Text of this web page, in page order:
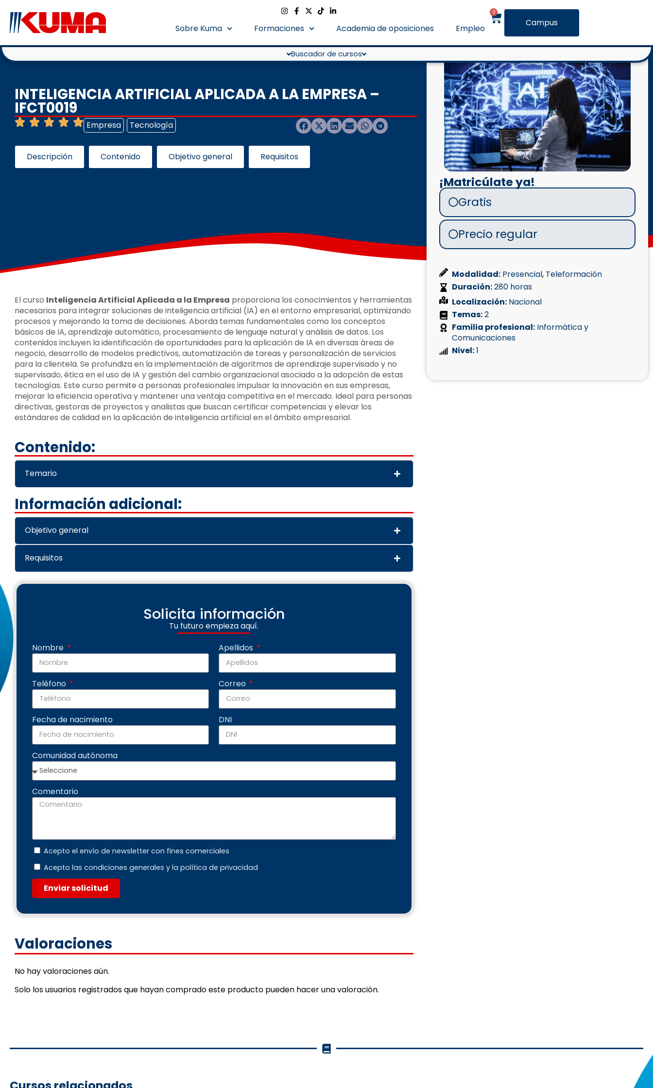
Sobre Kuma Formaciones Academia de oposiciones Empleo
0
Campus
Buscador de cursos
INTELIGENCIA ARTIFICIAL APLICADA A LA EMPRESA –
IFCT0019
Empresa Tecnología
Descripción Contenido Objetivo general Requisitos
¡Matricúlate ya!
Gratis
Precio regular
Modalidad: Presencial, Teleformación
Duración:280 horas
Localización: Nacional
Temas:2
Familia profesional:Informática y
Comunicaciones
Nivel:1
El curso Inteligencia Artificial Aplicada a la Empresa proporciona los conocimientos y herramientas
necesarios para integrar soluciones de inteligencia artificial (IA) en el entorno empresarial, optimizando
procesos y mejorando la toma de decisiones. Aborda temas fundamentales como los conceptos
básicos de IA, aprendizaje automático, procesamiento de lenguaje natural y análisis de datos. Los
contenidos incluyen la identificación de oportunidades para la aplicación de IA en diversas áreas de
negocio, desarrollo de modelos predictivos, automatización de tareas y personalización de servicios
para la clientela. Se profundiza en la implementación de algoritmos de aprendizaje supervisado y no
supervisado, ética en el uso de IA y gestión del cambio organizacional asociado a la adopción de estas
tecnologías. Este curso permite a personas profesionales impulsar la innovación en sus empresas,
mejorar la eficiencia operativa y mantener una ventaja competitiva en el mercado. Ideal para personas
directivas, gestoras de proyectos y analistas que buscan certificar competencias y elevar los
estándares de calidad en la aplicación de inteligencia artificial en el ámbito empresarial.
Contenido:
Temario
Información adicional:
Objetivo general
Requisitos
Solicita información
Tu futuro empieza aquí.
Nombre
Apellidos
Teléfono Correo
Fecha de nacimiento DNI
Comunidad autónoma
Comentario
Acepto el envío de newsletter con fines comerciales
Acepto las condiciones generales y la política de privacidad
Enviar solicitud
Valoraciones
No hay valoraciones aún.
Solo los usuarios registrados que hayan comprado este producto pueden hacer una valoración.